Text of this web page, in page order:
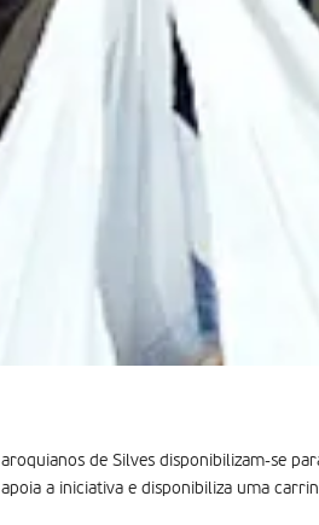
aroquianos de Silves disponibilizam-se
apoia a iniciativa e disponibiliza uma